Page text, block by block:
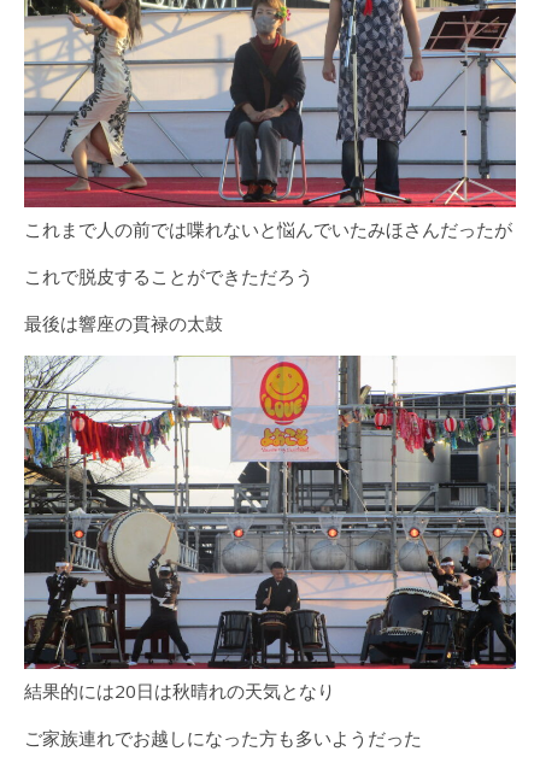
これまで人の前では喋れないと悩んでいたみほさんだったが
これで脱皮することができただろう
最後は響座の貫禄の太鼓
結果的には20日は秋晴れの天気となり
ご家族連れでお越しになった方も多いようだった